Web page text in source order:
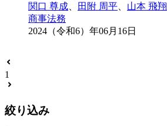
関口 尊成
田附 周平
山本 飛翔
商事法務
2024（令和6）年06月16日
1
絞り込み